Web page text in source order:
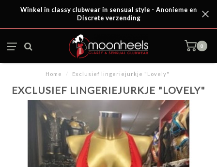
Winkel in classy clubwear in sensual style - Anonieme en
Discrete verzending
0
Home / Exclusief lingeriejurkje "Lovely"
EXCLUSIEF LINGERIEJURKJE "LOVELY"